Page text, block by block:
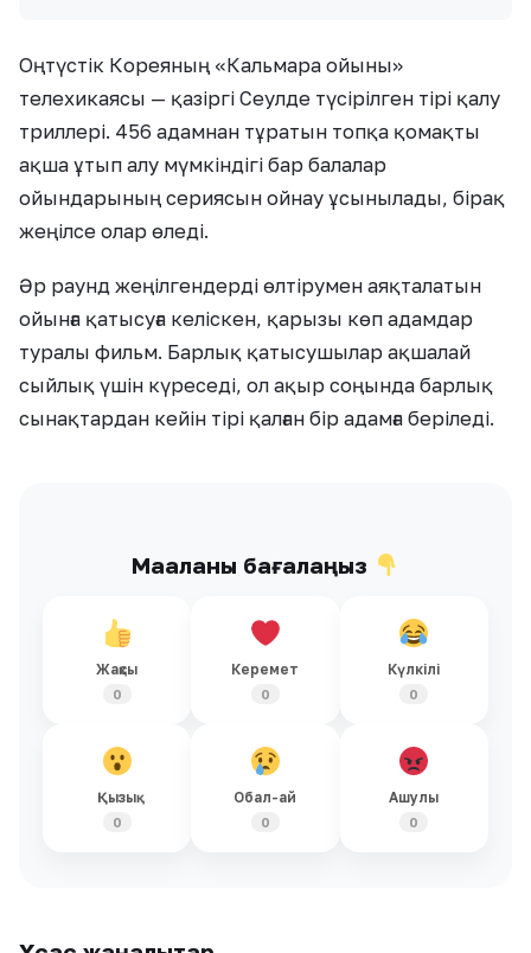
Оңтүстік Кореяның «Кальмара ойыны»
телехикаясы — қазіргі Сеулде түсірілген тірі қалу
триллері. 456 адамнан тұратын топқа қомақты
ақша ұтып алу мүмкіндігі бар балалар
ойындарының сериясын ойнау ұсынылады, бірақ
жеңілсе олар өледі.
Әр раунд жеңілгендерді өлтірумен аяқталатын
ойынға қатысуға келіскен, қарызы көп адамдар
туралы фильм. Барлық қатысушылар ақшалай
сыйлық үшін күреседі, ол ақыр соңында барлық
сынақтардан кейін тірі қалған бір адамға беріледі.
Мақаланы бағалаңыз
Жақсы
0
Керемет
0
Күлкілі
0
Қызық
0
Обал-ай
0
Ашулы
0